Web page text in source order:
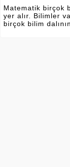
Matematik birçok
yer alır. Bilimler
birçok bilim